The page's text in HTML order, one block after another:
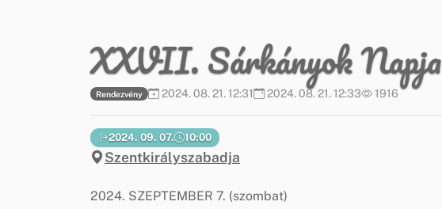
XXVII. Sárkányok Napja
Rendezvény 2024. 08. 21. 12:31 2024. 08. 21. 12:33 1916
2024. 09. 07. 10:00
Szentkirályszabadja
2024. SZEPTEMBER 7. (szombat)